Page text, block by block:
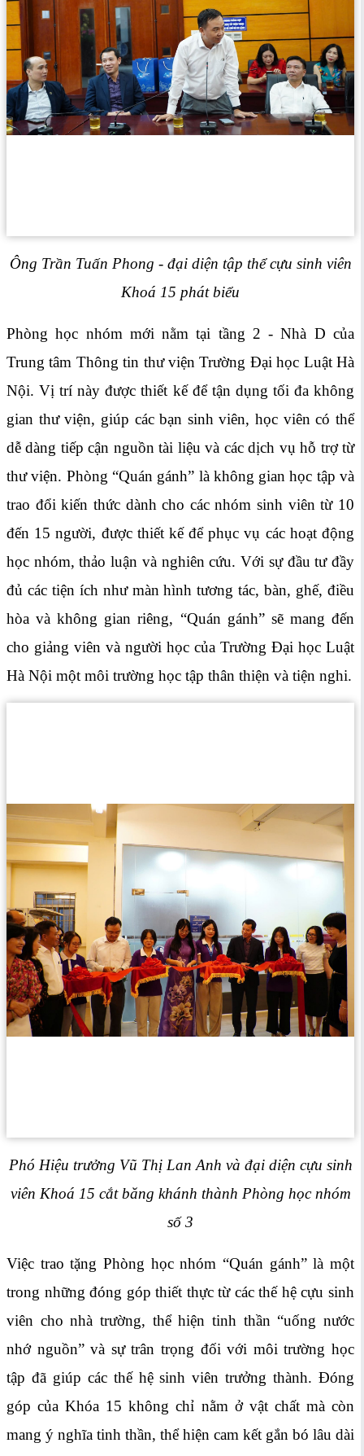
Ông Trần Tuấn Phong - đại diện tập thể cựu sinh viên
Khoá 15 phát biểu
Phòng học nhóm mới nằm tại tầng 2 - Nhà D của
Trung tâm Thông tin thư viện Trường Đại học Luật Hà
Nội. Vị trí này được thiết kế để tận dụng tối đa không
gian thư viện, giúp các bạn sinh viên, học viên có thể
dễ dàng tiếp cận nguồn tài liệu và các dịch vụ hỗ trợ từ
thư viện. Phòng “Quán gánh” là không gian học tập và
trao đổi kiến thức dành cho các nhóm sinh viên từ 10
đến 15 người, được thiết kế để phục vụ các hoạt động
học nhóm, thảo luận và nghiên cứu. Với sự đầu tư đầy
đủ các tiện ích như màn hình tương tác, bàn, ghế, điều
hòa và không gian riêng, “Quán gánh” sẽ mang đến
cho giảng viên và người học của Trường Đại học Luật
Hà Nội một môi trường học tập thân thiện và tiện nghi.
Phó Hiệu trưởng Vũ Thị Lan Anh và đại diện cựu sinh
viên Khoá 15 cắt băng khánh thành Phòng học nhóm
số 3
Việc trao tặng Phòng học nhóm “Quán gánh” là một
trong những đóng góp thiết thực từ các thế hệ cựu sinh
viên cho nhà trường, thể hiện tinh thần “uống nước
nhớ nguồn” và sự trân trọng đối với môi trường học
tập đã giúp các thế hệ sinh viên trưởng thành. Đóng
góp của Khóa 15 không chỉ nằm ở vật chất mà còn
mang ý nghĩa tinh thần, thể hiện cam kết gắn bó lâu dài